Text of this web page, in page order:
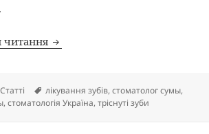
читання Тріснуті зуби: які ознаки та
Категорії
Статті Позначки
лікування зубів,стоматолог сумы,
,стоматологія Україна,тріснуті зуби